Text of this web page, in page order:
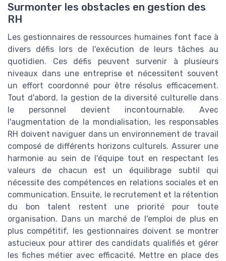
Surmonter les obstacles en gestion des
RH
Les gestionnaires de ressources humaines font face à
divers défis lors de l'exécution de leurs tâches au
quotidien. Ces défis peuvent survenir à plusieurs
niveaux dans une entreprise et nécessitent souvent
un effort coordonné pour être résolus efficacement.
Tout d'abord, la gestion de la diversité culturelle dans
le personnel devient incontournable. Avec
l'augmentation de la mondialisation, les responsables
RH doivent naviguer dans un environnement de travail
composé de différents horizons culturels. Assurer une
harmonie au sein de l'équipe tout en respectant les
valeurs de chacun est un équilibrage subtil qui
nécessite des compétences en relations sociales et en
communication. Ensuite, le recrutement et la rétention
du bon talent restent une priorité pour toute
organisation. Dans un marché de l'emploi de plus en
plus compétitif, les gestionnaires doivent se montrer
astucieux pour attirer des candidats qualifiés et gérer
les fiches métier avec efficacité. Mettre en place des